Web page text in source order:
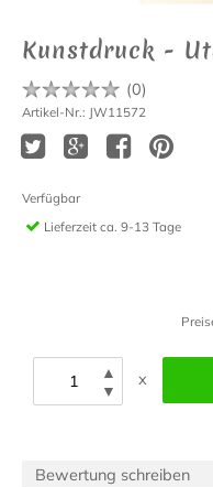
Kunstdruck -
(0)
Artikel-Nr.: JW11572
Verfügbar
Lieferzeit ca. 9-13 Tage
▲
▼
x
Bewertung schreiben